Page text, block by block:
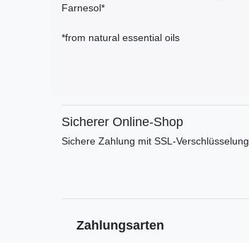
Farnesol*
*from natural essential oils
Sicherer Online-Shop
Sichere Zahlung mit SSL-Verschlüsselung
Zahlungsarten